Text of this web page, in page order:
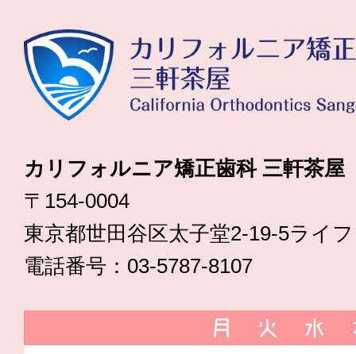
カリフォルニア矯正歯科 三軒茶屋
〒154-0004
東京都世田谷区太子堂2-19-5ライ
電話番号：03-5787-8107
月 火 水